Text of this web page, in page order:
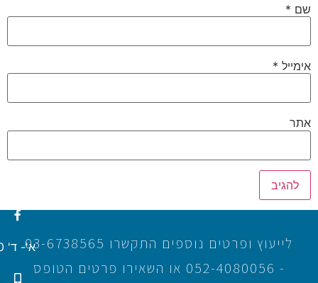
שם *
אימייל *
אתר
לייעוץ ופרטים נוספים התקשרו 03-6738565
- 052-4080056 או השאירו פרטים הטופס
א'- ד' 16:00-21:00